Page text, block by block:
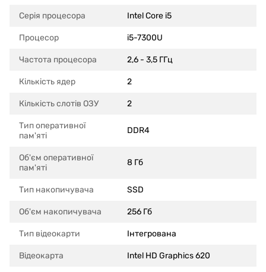
Серія процесора Intel Core i5
Процесор i5-7300U
Частота процесора 2,6 - 3,5 ГГц
Кількість ядер 2
Кількість слотів ОЗУ 2
Тип оперативної
пам'яті
DDR4
Об'єм оперативної
пам'яті
8 Гб
Тип накопичувача SSD
Об'єм накопичувача 256 Гб
Тип відеокарти Інтегрована
Відеокарта Intel HD Graphics 620